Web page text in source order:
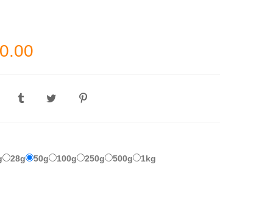
€5,000.00
28g 50g 100g 250g 500g 1kg